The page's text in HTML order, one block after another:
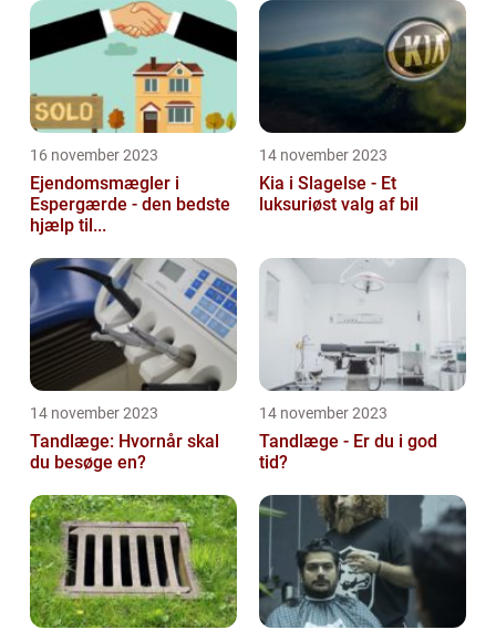
16 november 2023
Ejendomsmægler i
Espergærde - den bedste
hjælp til...
14 november 2023
Kia i Slagelse - Et
luksuriøst valg af bil
14 november 2023
Tandlæge: Hvornår skal
du besøge en?
14 november 2023
Tandlæge - Er du i god
tid?